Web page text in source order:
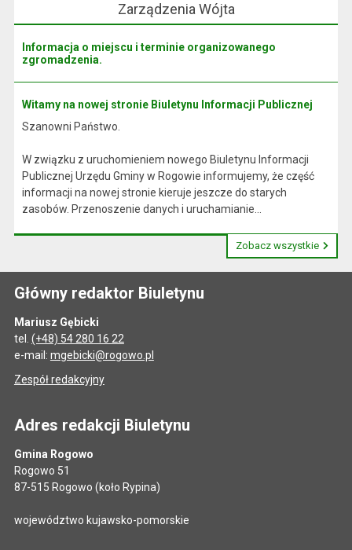
Zarządzenia Wójta
Informacja o miejscu i terminie organizowanego
zgromadzenia.
Witamy na nowej stronie Biuletynu Informacji Publicznej
Szanowni Państwo.
W związku z uruchomieniem nowego Biuletynu Informacji
Publicznej Urzędu Gminy w Rogowie informujemy, że część
informacji na nowej stronie kieruje jeszcze do starych
zasobów. Przenoszenie danych i uruchamianie...
Zobacz wszystkie
Główny redaktor Biuletynu
Mariusz Gębicki
tel. (+48) 54 280 16 22
e-mail: mgebicki@rogowo.pl
Zespół redakcyjny
Adres redakcji Biuletynu
Gmina Rogowo
Rogowo 51
87-515 Rogowo (koło Rypina)
województwo kujawsko-pomorskie